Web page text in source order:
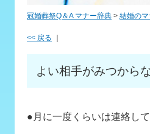
冠婚葬祭Q＆A マナー辞典 > 結婚のマ
<< 戻る ｜
よい相手がみつから
●月に一度くらいは連絡し